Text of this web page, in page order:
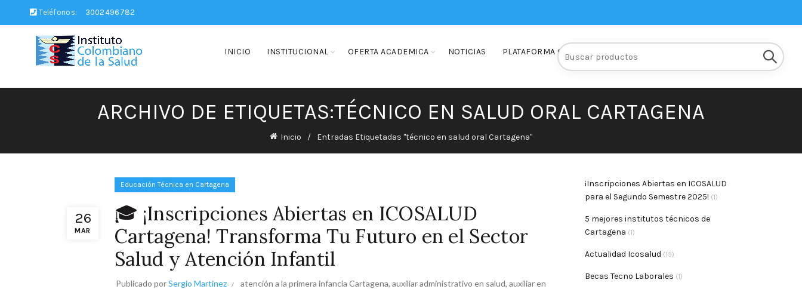
Teléfonos: 3002496782
INICIO INSTITUCIONAL OFERTA ACADEMICA NOTICIAS PLATAFORMA Q10 INSCRIPCIONES
Buscar:
ARCHIVO DE ETIQUETAS:TÉCNICO EN SALUD ORAL CARTAGENA
Inicio Entradas Etiquetadas "técnico en salud oral Cartagena"
26
MAR
Educación Técnica en Cartagena
🎓 ¡Inscripciones Abiertas en ICOSALUD
Cartagena! Transforma Tu Futuro en el Sector
Salud y Atención Infantil
Publicado porSergio Martinez atención a la primera infancia Cartagena, auxiliar administrativo en salud, auxiliar en
¡Inscripciones Abiertas en ICOSALUD
para el Segundo Semestre 2025! (1)
5 mejores institutos técnicos de
Cartagena (1)
Actualidad Icosalud (15)
Becas Tecno Laborales (1)